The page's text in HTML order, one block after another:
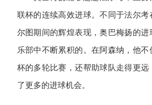
联杯的连续高效进球。不同于法尔考
尔图期间的辉煌表现，奥巴梅扬的进
乐部中不断累积的。在阿森纳，他不
杯的多轮比赛，还帮助球队走得更远
了更多的进球机会。